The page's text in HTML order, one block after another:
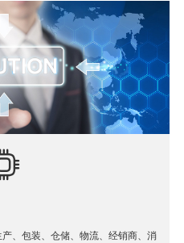
、包装、仓储、物流、经销商、消